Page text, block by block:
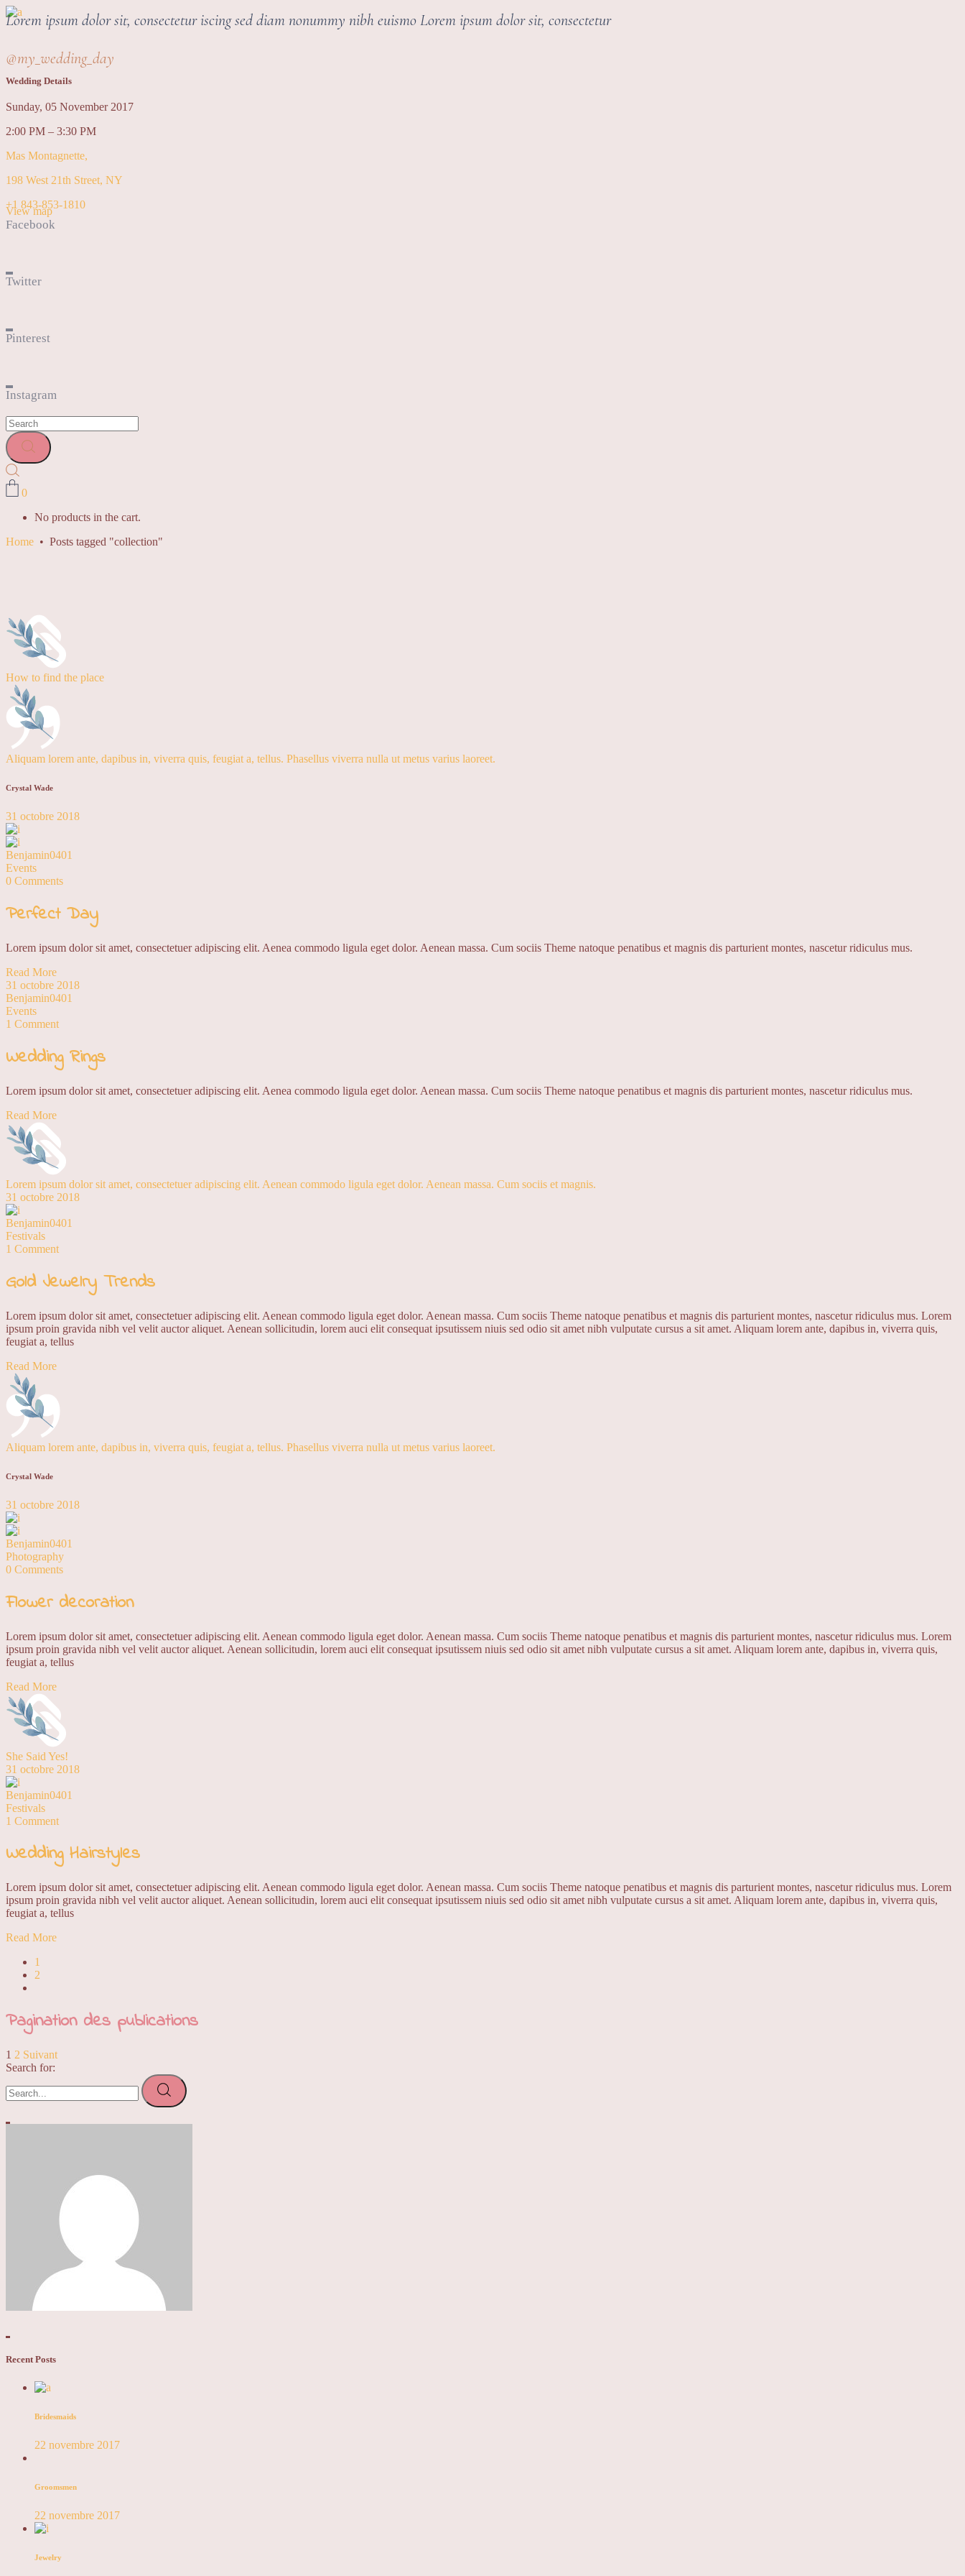
Lorem ipsum dolor sit, consectetur iscing sed diam nonummy nibh euismo Lorem ipsum dolor sit, consectetur
@my_wedding_day
Wedding Details
Sunday, 05 November 2017
2:00 PM – 3:30 PM
Mas Montagnette,
198 West 21th Street, NY
+1 843-853-1810
View map
Facebook
Twitter
Pinterest
Instagram
0
No products in the cart.
Home • Posts tagged "collection"
How to find the place
Aliquam lorem ante, dapibus in, viverra quis, feugiat a, tellus. Phasellus viverra nulla ut metus varius laoreet.
Crystal Wade
31 octobre 2018
Benjamin0401
Events
0 Comments
Perfect Day
Lorem ipsum dolor sit amet, consectetuer adipiscing elit. Aenea commodo ligula eget dolor. Aenean massa. Cum sociis Theme natoque penatibus et magnis dis parturient montes, nascetur ridiculus mus.
Read More
31 octobre 2018
Benjamin0401
Events
1 Comment
Wedding Rings
Lorem ipsum dolor sit amet, consectetuer adipiscing elit. Aenea commodo ligula eget dolor. Aenean massa. Cum sociis Theme natoque penatibus et magnis dis parturient montes, nascetur ridiculus mus.
Read More
Lorem ipsum dolor sit amet, consectetuer adipiscing elit. Aenean commodo ligula eget dolor. Aenean massa. Cum sociis et magnis.
31 octobre 2018
Benjamin0401
Festivals
1 Comment
Gold Jewelry Trends
Lorem ipsum dolor sit amet, consectetuer adipiscing elit. Aenean commodo ligula eget dolor. Aenean massa. Cum sociis Theme natoque penatibus et magnis dis parturient montes, nascetur ridiculus mus. Lorem
ipsum proin gravida nibh vel velit auctor aliquet. Aenean sollicitudin, lorem auci elit consequat ipsutissem niuis sed odio sit amet nibh vulputate cursus a sit amet. Aliquam lorem ante, dapibus in, viverra quis,
feugiat a, tellus
Read More
Aliquam lorem ante, dapibus in, viverra quis, feugiat a, tellus. Phasellus viverra nulla ut metus varius laoreet.
Crystal Wade
31 octobre 2018
Benjamin0401
Photography
0 Comments
Flower decoration
Lorem ipsum dolor sit amet, consectetuer adipiscing elit. Aenean commodo ligula eget dolor. Aenean massa. Cum sociis Theme natoque penatibus et magnis dis parturient montes, nascetur ridiculus mus. Lorem
ipsum proin gravida nibh vel velit auctor aliquet. Aenean sollicitudin, lorem auci elit consequat ipsutissem niuis sed odio sit amet nibh vulputate cursus a sit amet. Aliquam lorem ante, dapibus in, viverra quis,
feugiat a, tellus
Read More
She Said Yes!
31 octobre 2018
Benjamin0401
Festivals
1 Comment
Wedding Hairstyles
Lorem ipsum dolor sit amet, consectetuer adipiscing elit. Aenean commodo ligula eget dolor. Aenean massa. Cum sociis Theme natoque penatibus et magnis dis parturient montes, nascetur ridiculus mus. Lorem
ipsum proin gravida nibh vel velit auctor aliquet. Aenean sollicitudin, lorem auci elit consequat ipsutissem niuis sed odio sit amet nibh vulputate cursus a sit amet. Aliquam lorem ante, dapibus in, viverra quis,
feugiat a, tellus
Read More
1
2
Pagination des publications
1 2 Suivant
Search for:
Recent Posts
Bridesmaids
22 novembre 2017
Groomsmen
22 novembre 2017
Jewelry